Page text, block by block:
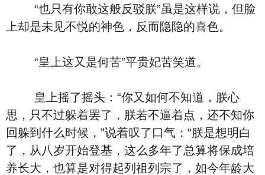
“也只有你敢这般反驳朕”虽是这样说，但脸
上却是未见不悦的神色，反而隐隐的喜色。
“皇上这又是何苦”平贵妃苦笑道。
皇上摇了摇头：“你又如何不知道，朕心
思，只不过躲着罢了，朕若不逼着点，还不知你
回躲到什么时候，”说着叹了口气：“朕是想明白
了，从八岁开始登基，这么多年了总算将保成培
养长大，也算是对得起列祖列宗了，如今年龄大